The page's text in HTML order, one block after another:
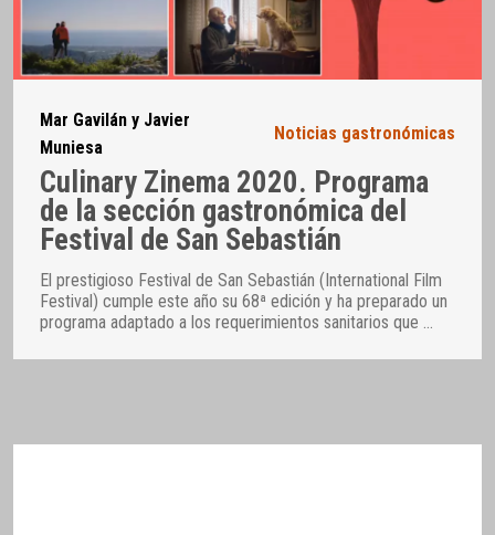
Mar Gavilán y Javier
Muniesa
Noticias gastronómicas
Culinary Zinema 2020. Programa
de la sección gastronómica del
Festival de San Sebastián
El prestigioso Festival de San Sebastián (International Film
Festival) cumple este año su 68ª edición y ha preparado un
programa adaptado a los requerimientos sanitarios que …